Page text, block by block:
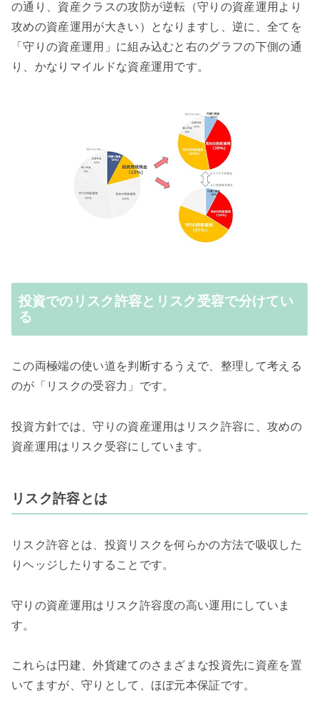
の通り、資産クラスの攻防が逆転（守りの資産運用より
攻めの資産運用が大きい）となりますし、逆に、全てを
「守りの資産運用」に組み込むと右のグラフの下側の通
り、かなりマイルドな資産運用です。
投資でのリスク許容とリスク受容で分けてい
る
この両極端の使い道を判断するうえで、整理して考える
のが「リスクの受容力」です。
投資方針では、守りの資産運用はリスク許容に、攻めの
資産運用はリスク受容にしています。
リスク許容とは
リスク許容とは、投資リスクを何らかの方法で吸収した
りヘッジしたりすることです。
守りの資産運用はリスク許容度の高い運用にしていま
す。
これらは円建、外貨建てのさまざまな投資先に資産を置
いてますが、守りとして、ほぼ元本保証です。